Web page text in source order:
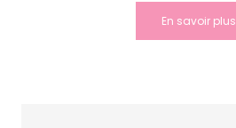
En savoir plus